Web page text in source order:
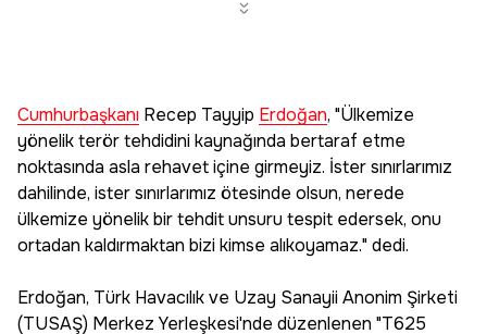
Cumhurbaşkanı Recep Tayyip Erdoğan, "Ülkemize
yönelik terör tehdidini kaynağında bertaraf etme
noktasında asla rehavet içine girmeyiz. İster sınırlarımız
dahilinde, ister sınırlarımız ötesinde olsun, nerede
ülkemize yönelik bir tehdit unsuru tespit edersek, onu
ortadan kaldırmaktan bizi kimse alıkoyamaz." dedi.
Erdoğan, Türk Havacılık ve Uzay Sanayii Anonim Şirketi
(TUSAŞ) Merkez Yerleşkesi'nde düzenlenen "T625